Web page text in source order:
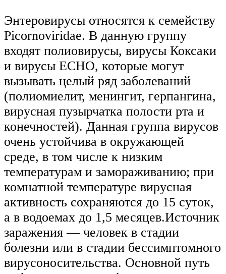
Энтеровирусы относятся к семейству
Picornoviridae. В данную группу
входят полиовирусы, вирусы Коксаки
и вирусы ECHO, которые могут
вызывать целый ряд заболеваний
(полиомиелит, менингит, герпангина,
вирусная пузырчатка полости рта и
конечностей). Данная группа вирусов
очень устойчива в окружающей
среде, в том числе к низким
температурам и замораживанию; при
комнатной температуре вирусная
активность сохраняются до 15 суток,
а в водоемах до 1,5 месяцев.Источник
заражения — человек в стадии
болезни или в стадии бессимптомного
вирусоносительства. Основной путь